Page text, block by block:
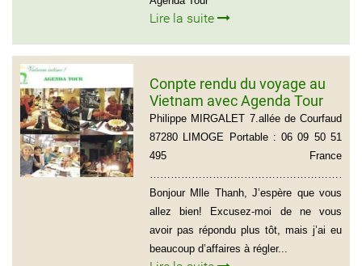
Lire la suite
Conpte rendu du voyage au
Vietnam avec Agenda Tour
du groupe de Mr Philippe
MIRGALET (15 personnes)
Philippe MIRGALET 7.allée de Courfaud
87280 LIMOGE Portable : 06 09 50 51
495 France
Bonjour Mlle Thanh, J’espère que vous
allez bien! Excusez-moi de ne vous
avoir pas répondu plus tôt, mais j’ai eu
beaucoup d’affaires à régler...